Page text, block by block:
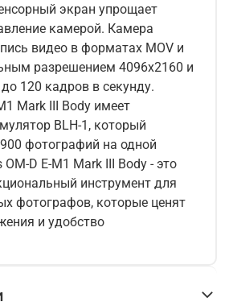
экран упрощает
камерой. Камера
видео в форматах MOV и
разрешением 4096x2160 и
120 кадров в секунду.
Mark III Body имеет
BLH-1, который
фотографий на одной
инструмент для
фотографов, которые ценят
и удобство